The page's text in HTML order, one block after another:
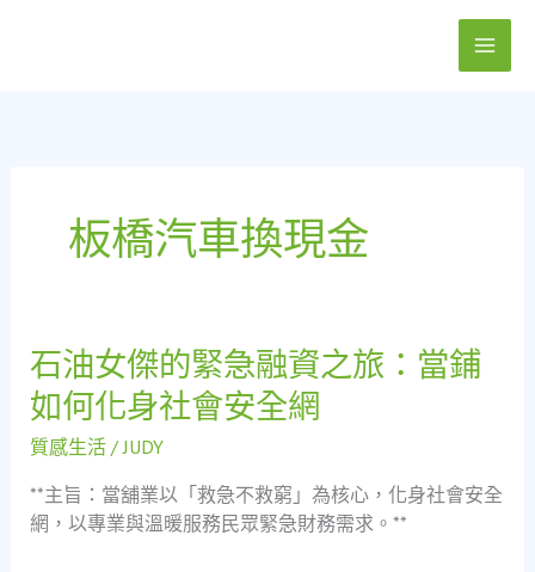
板橋汽車換現金
石油女傑的緊急融資之旅：當鋪
如何化身社會安全網
質感生活/JUDY
**主旨：當舖業以「救急不救窮」為核心，化身社會安全
網，以專業與溫暖服務民眾緊急財務需求。**
石
油
女
傑
緊
急